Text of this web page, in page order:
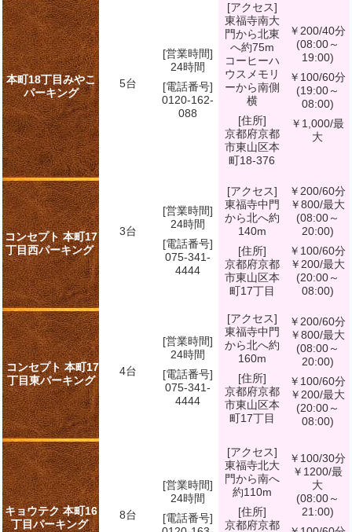
本町18丁目みやこ
パーキング
5台
[営業時間]
24時間
[電話番号]
0120-162-
088
[アクセス]
東福寺南大
門から北東
へ約75m
コーヒーハ
ウスメモリ
ーから南側
横
[住所]
京都府京都
市東山区本
町18-376
￥200/40分
(08:00～
19:00)
￥100/60分
(19:00～
08:00)
￥1,000/最
大
コンセプト 本町17
丁目西パーキング
3台
[営業時間]
24時間
[電話番号]
075-341-
4444
[アクセス]
東福寺中門
から北へ約
140m
[住所]
京都府京都
市東山区本
町17丁目
￥200/60分
￥800/最大
(08:00～
20:00)
￥100/60分
￥200/最大
(20:00～
08:00)
コンセプト 本町17
丁目東パーキング
4台
[営業時間]
24時間
[電話番号]
075-341-
4444
[アクセス]
東福寺中門
から北へ約
160m
[住所]
京都府京都
市東山区本
町17丁目
￥200/60分
￥800/最大
(08:00～
20:00)
￥100/60分
￥200/最大
(20:00～
08:00)
キョウテク 本町16
丁目パーキング
8台
[営業時間]
24時間
[電話番号]
[アクセス]
東福寺北大
門から南へ
約110m
[住所]
京都府京都
￥100/30分
￥1200/最
大
(08:00～
21:00)